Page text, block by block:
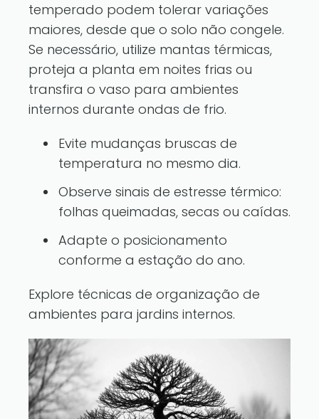
temperado podem tolerar variações
maiores, desde que o solo não congele.
Se necessário, utilize mantas térmicas,
proteja a planta em noites frias ou
transfira o vaso para ambientes
internos durante ondas de frio.
Evite mudanças bruscas de
temperatura no mesmo dia.
Observe sinais de estresse térmico:
folhas queimadas, secas ou caídas.
Adapte o posicionamento
conforme a estação do ano.
Explore técnicas de organização de
ambientes para jardins internos.